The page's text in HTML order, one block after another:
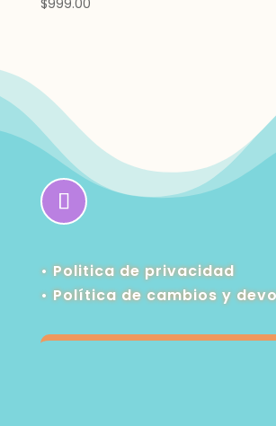
• Politica de privacidad
•Política de cambios y